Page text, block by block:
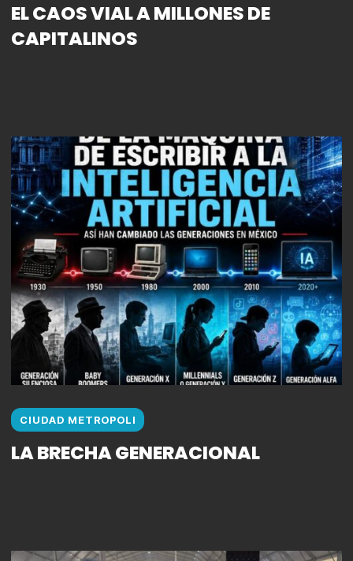
EL CAOS VIAL A MILLONES DE
CAPITALINOS
CIUDAD METROPOLI
LA BRECHA GENERACIONAL